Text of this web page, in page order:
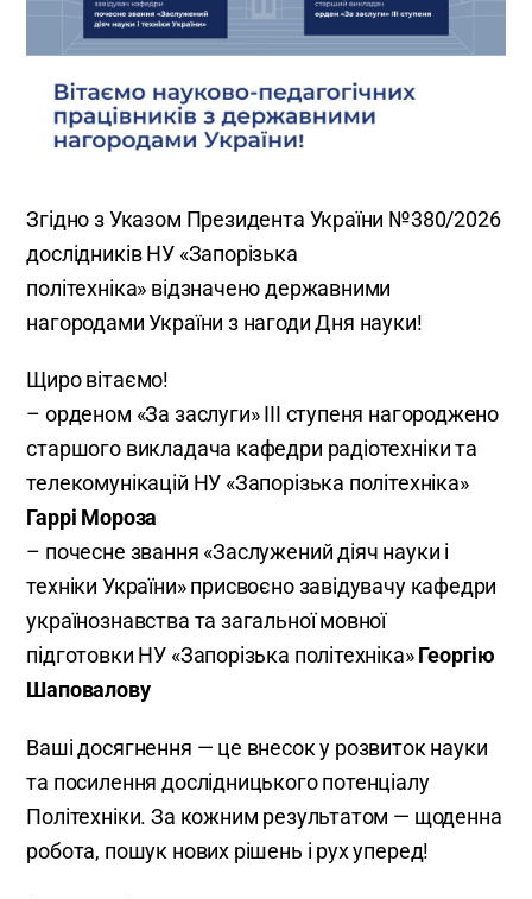
Згідно з Указом Президента України №380/2026
дослідників НУ «Запорізька
політехніка» відзначено державними
нагородами України з нагоди Дня науки!
Щиро вітаємо!
– орденом «За заслуги» III ступеня нагороджено
старшого викладача кафедри радіотехніки та
телекомунікацій НУ «Запорізька політехніка»
Гаррі Мороза
– почесне звання «Заслужений діяч науки і
техніки України» присвоєно завідувачу кафедри
українознавства та загальної мовної
підготовки НУ «Запорізька політехніка»Георгію
Шаповалову
Ваші досягнення — це внесок у розвиток науки
та посилення дослідницького потенціалу
Політехніки. За кожним результатом — щоденна
робота, пошук нових рішень і рух уперед!